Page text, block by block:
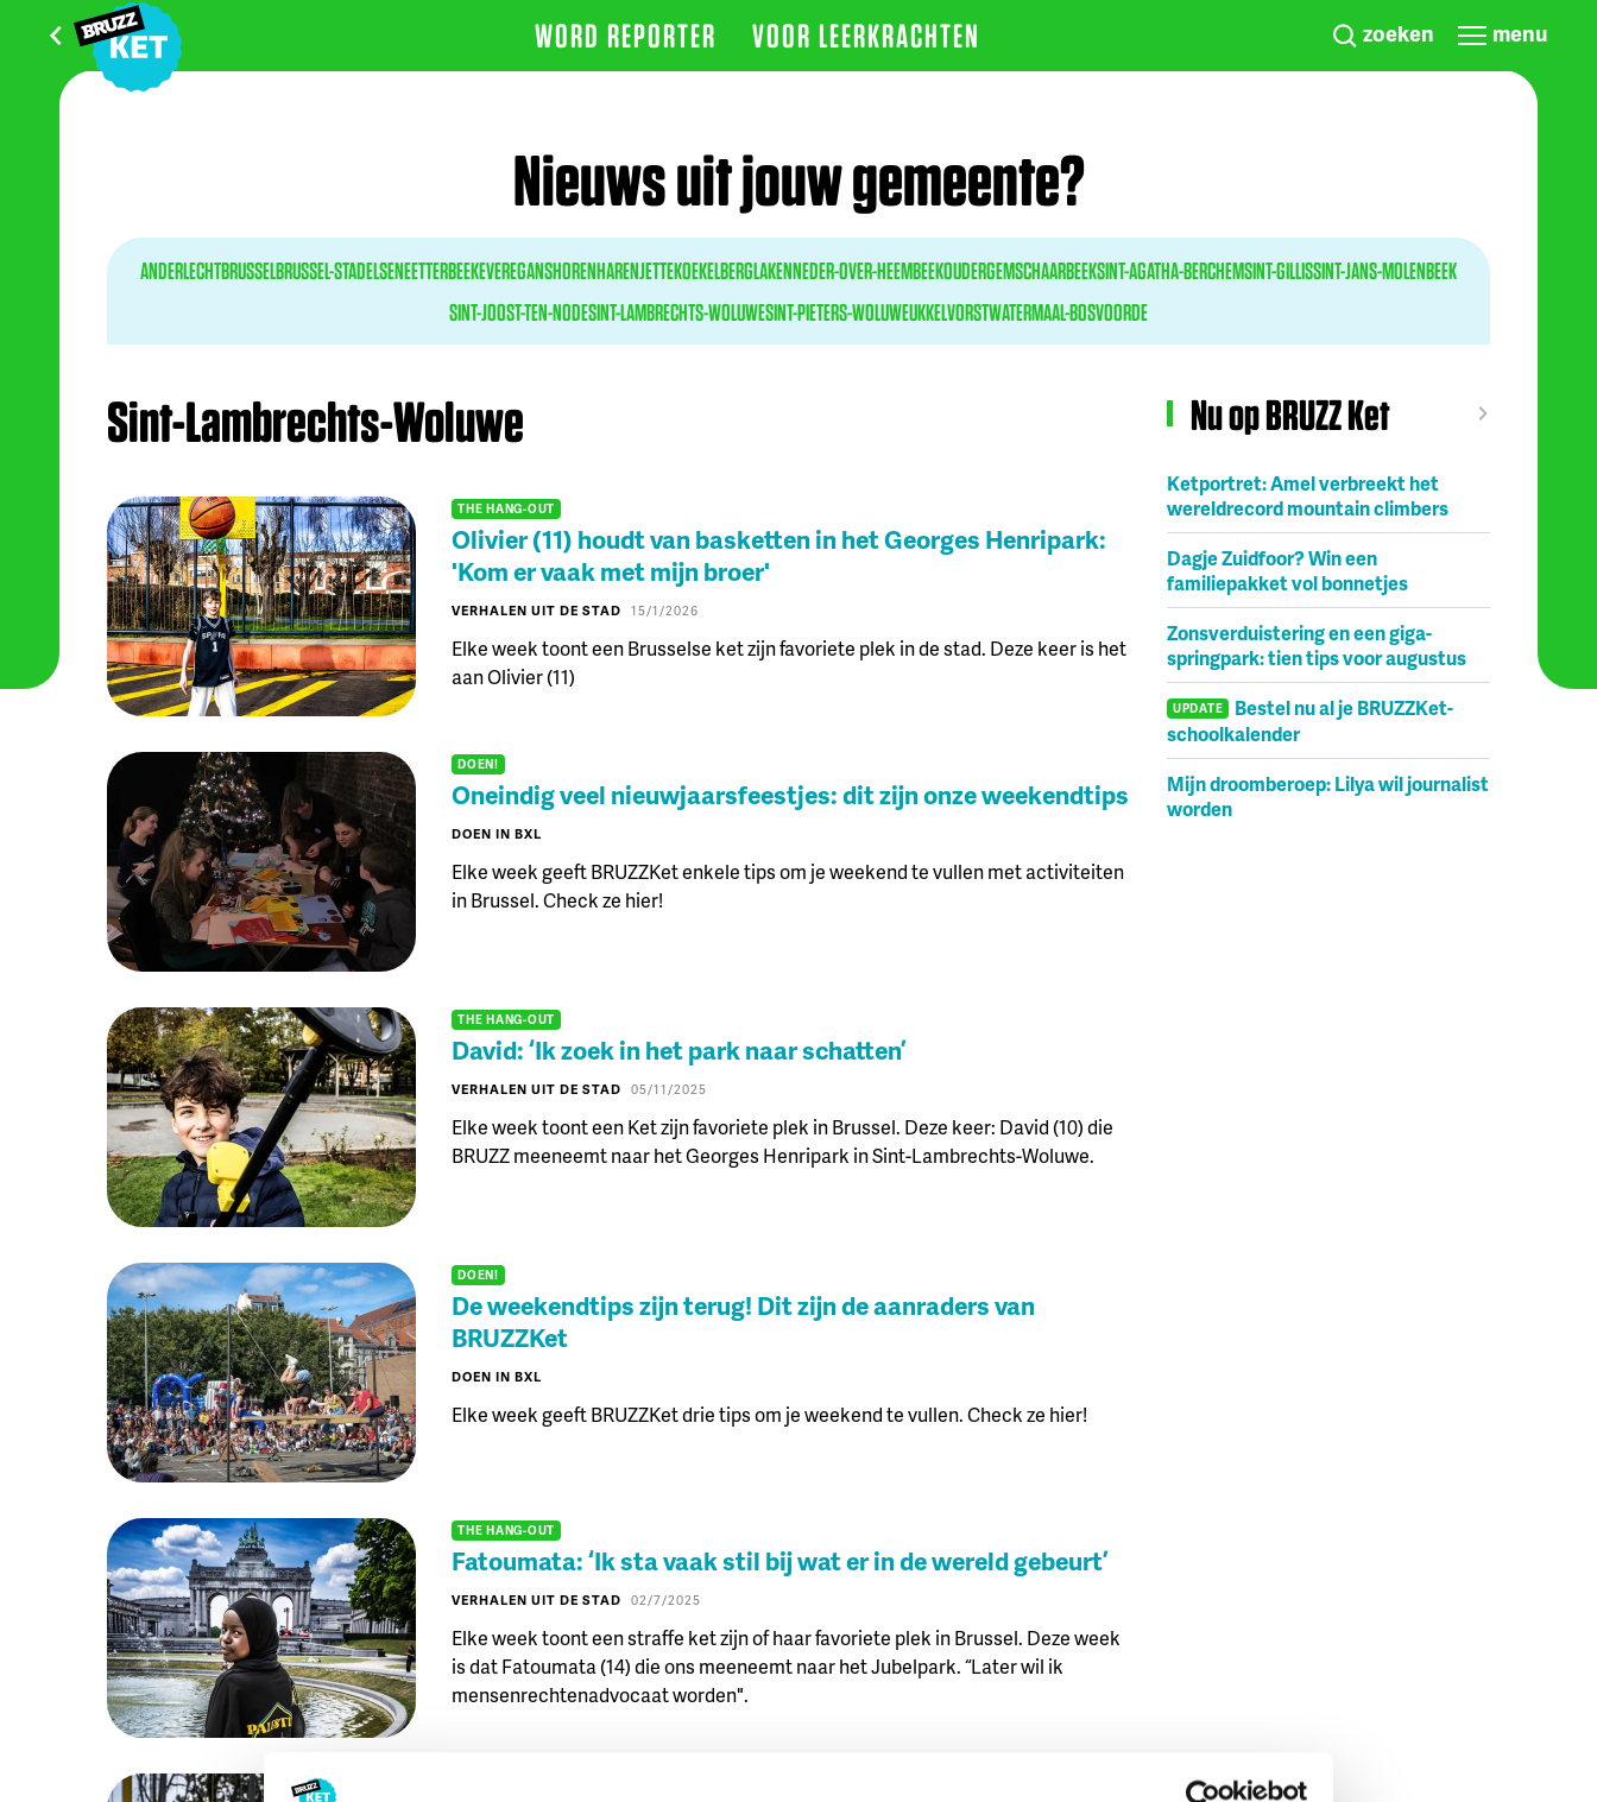
WORD REPORTER VOOR LEERKRACHTEN zoeken menu
Nieuws uit jouw gemeente?
ANDERLECHTBRUSSELBRUSSEL-STADELSENEETTERBEEKEVEREGANSHORENHARENJETTEKOEKELBERGLAKENNEDER-OVER-HEEMBEEKOUDERGEMSCHAARBEEKSINT-AGATHA-BERCHEMSINT-GILLISSINT-JANS-MOLENBEEK
SINT-JOOST-TEN-NODESINT-LAMBRECHTS-WOLUWESINT-PIETERS-WOLUWEUKKELVORSTWATERMAAL-BOSVOORDE
Sint-Lambrechts-Woluwe
THE HANG-OUT
Olivier (11) houdt van basketten in het Georges Henripark:
'Kom er vaak met mijn broer'
VERHALEN UIT DE STAD 15/1/2026
Elke week toont een Brusselse ket zijn favoriete plek in de stad. Deze keer is het
aan Olivier (11)
DOEN!
Oneindig veel nieuwjaarsfeestjes: dit zijn onze weekendtips
DOEN IN BXL
Elke week geeft BRUZZKet enkele tips om je weekend te vullen met activiteiten
in Brussel. Check ze hier!
THE HANG-OUT
David: ‘Ik zoek in het park naar schatten’
VERHALEN UIT DE STAD 05/11/2025
Elke week toont een Ket zijn favoriete plek in Brussel. Deze keer: David (10) die
BRUZZ meeneemt naar het Georges Henripark in Sint-Lambrechts-Woluwe.
DOEN!
De weekendtips zijn terug! Dit zijn de aanraders van
BRUZZKet
DOEN IN BXL
Elke week geeft BRUZZKet drie tips om je weekend te vullen. Check ze hier!
THE HANG-OUT
Fatoumata: ‘Ik sta vaak stil bij wat er in de wereld gebeurt’
VERHALEN UIT DE STAD 02/7/2025
Elke week toont een straffe ket zijn of haar favoriete plek in Brussel. Deze week
is dat Fatoumata (14) die ons meeneemt naar het Jubelpark. “Later wil ik
mensenrechtenadvocaat worden".
Nu op BRUZZ Ket
Ketportret: Amel verbreekt het
wereldrecord mountain climbers
Dagje Zuidfoor? Win een
familiepakket vol bonnetjes
Zonsverduistering en een giga-
springpark: tien tips voor augustus
UPDATE
Bestel nu al je BRUZZKet-
schoolkalender
Mijn droomberoep: Lilya wil journalist
worden